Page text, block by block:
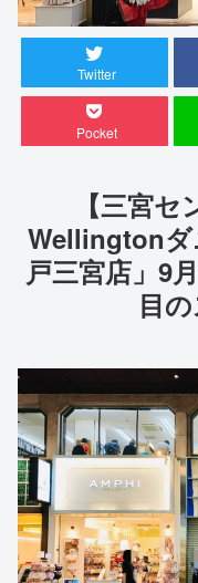
Twitter
Pocket
【三宮
Wellingtonダ
戸三宮店」9
目